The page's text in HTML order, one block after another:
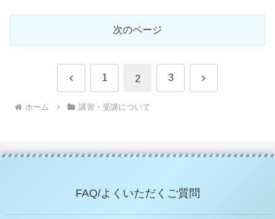
次のページ
前
へ
1 2 3 次
ホーム 講習・受講について
FAQ/よくいただくご質問